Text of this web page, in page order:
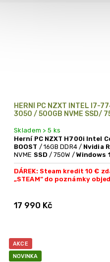
HERNÍ PC NZXT INTEL I7-
3050 / 500GB NVME SSD/
Skladem > 5 ks
17 990 Kč
Herní PC NZXT H700i Intel
BOOST / 16GB DDR4 / Nvidia
NVME SSD / 750W / Windows
DÁREK: Steam kredit 10 €
„STEAM“ do poznámky
objednat i s 32 GB RAM
DOPORUČUJEME
AKCE
NOVINKA